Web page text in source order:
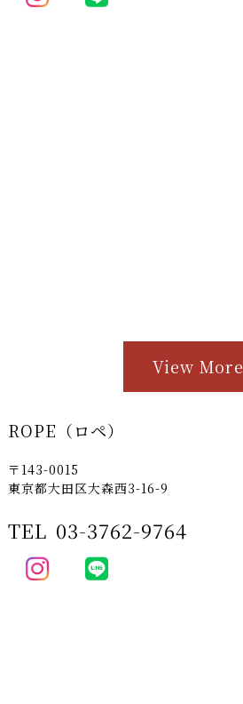
View More
ROPE（ロペ）
〒143-0015
東京都大田区大森西3-16-9
TEL 03-3762-9764